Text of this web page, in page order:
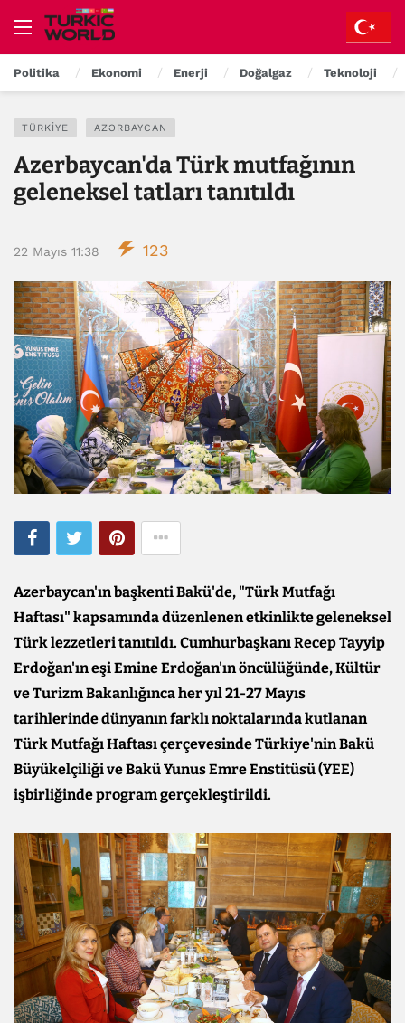
Politika Ekonomi Enerji Doğalgaz Teknoloji
TÜRKIYE AZƏRBAYCAN
Azerbaycan'da Türk mutfağının
geleneksel tatları tanıtıldı
22 Mayıs 11:38 123
Azerbaycan'ın başkenti Bakü'de, "Türk Mutfağı
Haftası" kapsamında düzenlenen etkinlikte geleneksel
Türk lezzetleri tanıtıldı. Cumhurbaşkanı Recep Tayyip
Erdoğan'ın eşi Emine Erdoğan'ın öncülüğünde, Kültür
ve Turizm Bakanlığınca her yıl 21-27 Mayıs
tarihlerinde dünyanın farklı noktalarında kutlanan
Türk Mutfağı Haftası çerçevesinde Türkiye'nin Bakü
Büyükelçiliği ve Bakü Yunus Emre Enstitüsü (YEE)
işbirliğinde program gerçekleştirildi.